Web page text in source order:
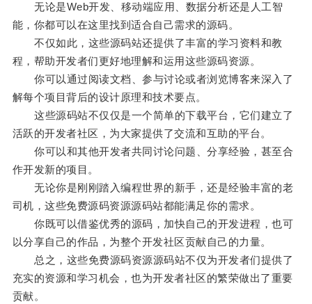
无论是Web开发、移动端应用、数据分析还是人工智
能，你都可以在这里找到适合自己需求的源码。
不仅如此，这些源码站还提供了丰富的学习资料和教
程，帮助开发者们更好地理解和运用这些源码资源。
你可以通过阅读文档、参与讨论或者浏览博客来深入了
解每个项目背后的设计原理和技术要点。
这些源码站不仅仅是一个简单的下载平台，它们建立了
活跃的开发者社区，为大家提供了交流和互助的平台。
你可以和其他开发者共同讨论问题、分享经验，甚至合
作开发新的项目。
无论你是刚刚踏入编程世界的新手，还是经验丰富的老
司机，这些免费源码资源源码站都能满足你的需求。
你既可以借鉴优秀的源码，加快自己的开发进程，也可
以分享自己的作品，为整个开发社区贡献自己的力量。
总之，这些免费源码资源源码站不仅为开发者们提供了
充实的资源和学习机会，也为开发者社区的繁荣做出了重要
贡献。